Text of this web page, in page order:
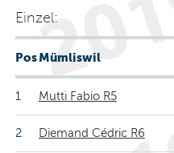
Einzel:
PosMümliswil
1 Mutti Fabio R5
2 Diemand Cédric R6